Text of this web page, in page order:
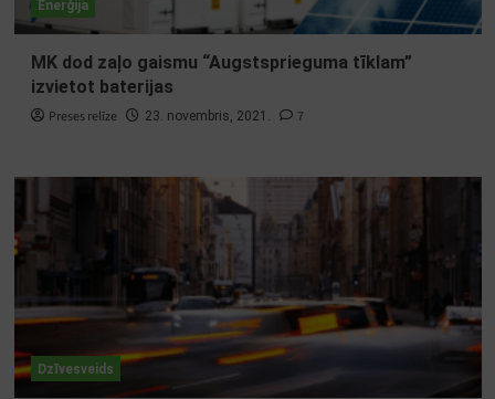
Enerģija
MK dod zaļo gaismu “Augstsprieguma tīklam”
izvietot baterijas
Preses relīze 23. novembris, 2021. 7
Dzīvesveids